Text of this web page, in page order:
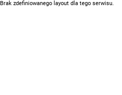
Brak zdefiniowanego layout dla tego serwisu.